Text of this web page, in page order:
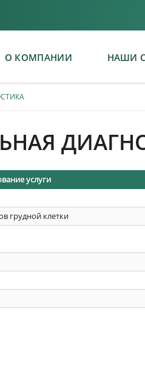
О КОМПАНИИ НАШИ
услуги
грудной клетки